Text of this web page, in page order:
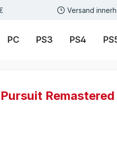
Versand
PC PS3 PS4
Remastered